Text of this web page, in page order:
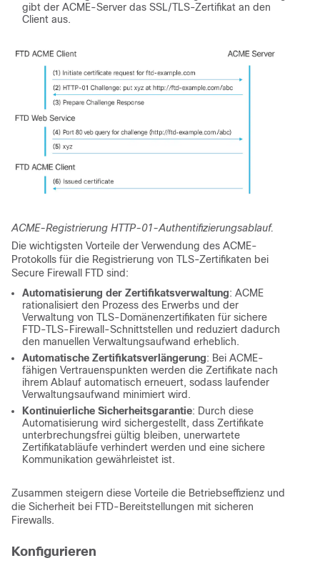
gibt der ACME-Server das SSL/TLS-Zertifikat an den
Client aus.
ACME-Registrierung HTTP-01-Authentifizierungsablauf.
Die wichtigsten Vorteile der Verwendung des ACME-
Protokolls für die Registrierung von TLS-Zertifikaten bei
Secure Firewall FTD sind:
Automatisierung der Zertifikatsverwaltung: ACME
rationalisiert den Prozess des Erwerbs und der
Verwaltung von TLS-Domänenzertifikaten für sichere
FTD-TLS-Firewall-Schnittstellen und reduziert dadurch
den manuellen Verwaltungsaufwand erheblich.
Automatische Zertifikatsverlängerung: Bei ACME-
fähigen Vertrauenspunkten werden die Zertifikate nach
ihrem Ablauf automatisch erneuert, sodass laufender
Verwaltungsaufwand minimiert wird.
Kontinuierliche Sicherheitsgarantie: Durch diese
Automatisierung wird sichergestellt, dass Zertifikate
unterbrechungsfrei gültig bleiben, unerwartete
Zertifikatabläufe verhindert werden und eine sichere
Kommunikation gewährleistet ist.
Zusammen steigern diese Vorteile die Betriebseffizienz und
die Sicherheit bei FTD-Bereitstellungen mit sicheren
Firewalls.
Konfigurieren